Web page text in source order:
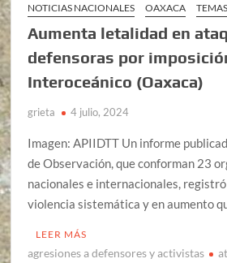
NOTICIAS NACIONALES
OAXACA
Aumenta letalidad en
defensoras por
Interoceánico (Oaxaca)
grieta 4 julio, 2024
Imagen: APIIDTT Un informe
de Observación, que conforman 23
nacionales e internacionales,
violencia sistemática y en aumento
LEER MÁS
agresiones a defensores y activistas